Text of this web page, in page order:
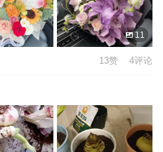
11
13赞 4评论